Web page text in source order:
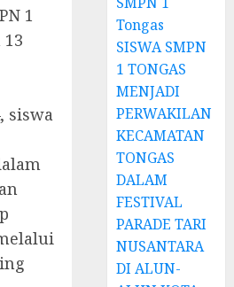
1
siswa
Tongas
SISWA SMPN
1 TONGAS
MENJADI
PERWAKILAN
KECAMATAN
TONGAS
DALAM
FESTIVAL
PARADE TARI
NUSANTARA
DI ALUN-